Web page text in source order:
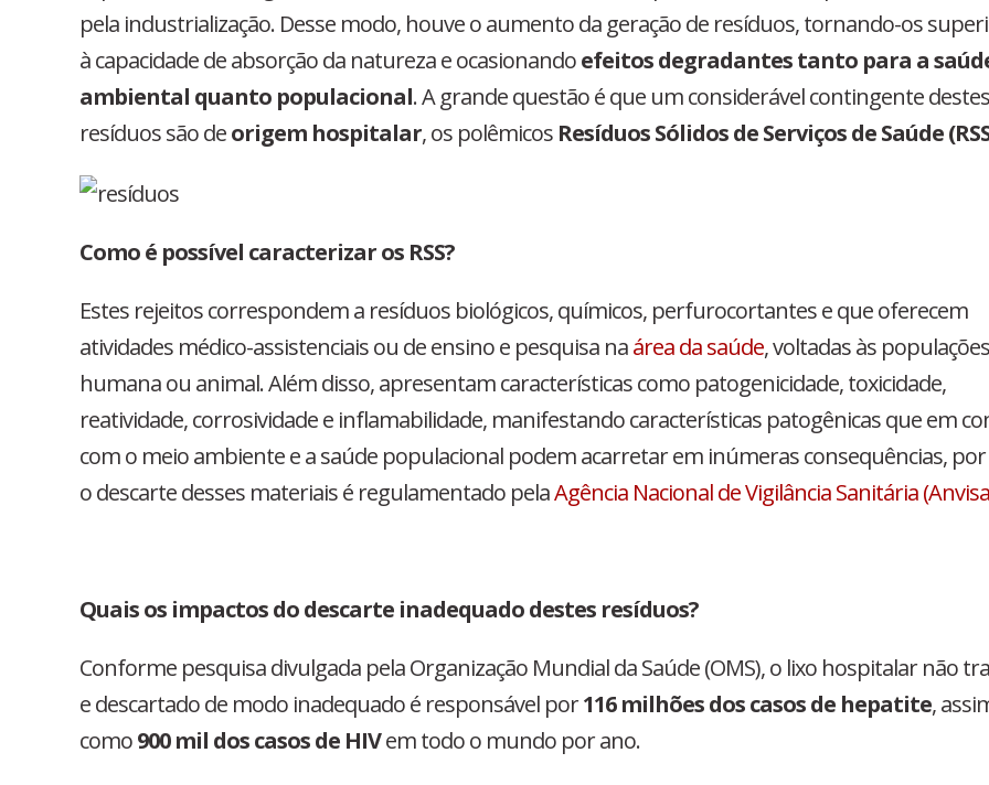
pela industrialização. Desse modo, houve o aumento da geração de resíduos, tornando-os
à capacidade de absorção da natureza e ocasionandoefeitos degradantes tanto para a
ambiental quanto populacional. A grande questão é que um considerável contingente destes
resíduos são deorigem hospitalar, os polêmicos Resíduos Sólidos de Serviços de Saúde
Como é possível caracterizar os RSS?
Estes rejeitos correspondem a resíduos biológicos, químicos, perfurocortantes e que oferecem
atividades médico-assistenciais ou de ensino e pesquisa naárea da saúde, voltadas às populações
humana ou animal. Além disso, apresentam características como patogenicidade, toxicidade,
reatividade, corrosividade e inflamabilidade, manifestandocaracterísticas patogênicas que em
com o meio ambiente e a saúde populacional podem acarretar em inúmeras consequências,
o descarte desses materiais é regulamentado pelaAgência Nacional de Vigilância Sanitária
Quais os impactos do descarte inadequado destes resíduos?
Conforme pesquisa divulgada pela Organização Mundial da Saúde (OMS), o lixo hospitalar não
e descartado de modo inadequado é responsável por116 milhões dos casos de hepatite,
como900 mil dos casos de HIVem todo o mundo por ano.